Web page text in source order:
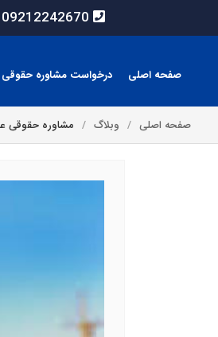
09212242670
صفحه اصلی درخواست مشاوره حقوقی
صفحه اصلی وبلاگ مشاوره حقوقی